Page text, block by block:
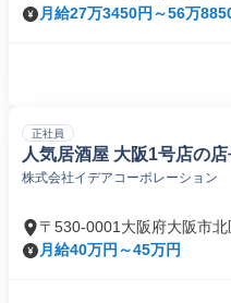
月給27万3450円～56万
正社員
人気居酒屋 大阪1号店の
株式会社イデアコーポレーション
〒530-0001大阪府大阪市北
月給40万円～45万円